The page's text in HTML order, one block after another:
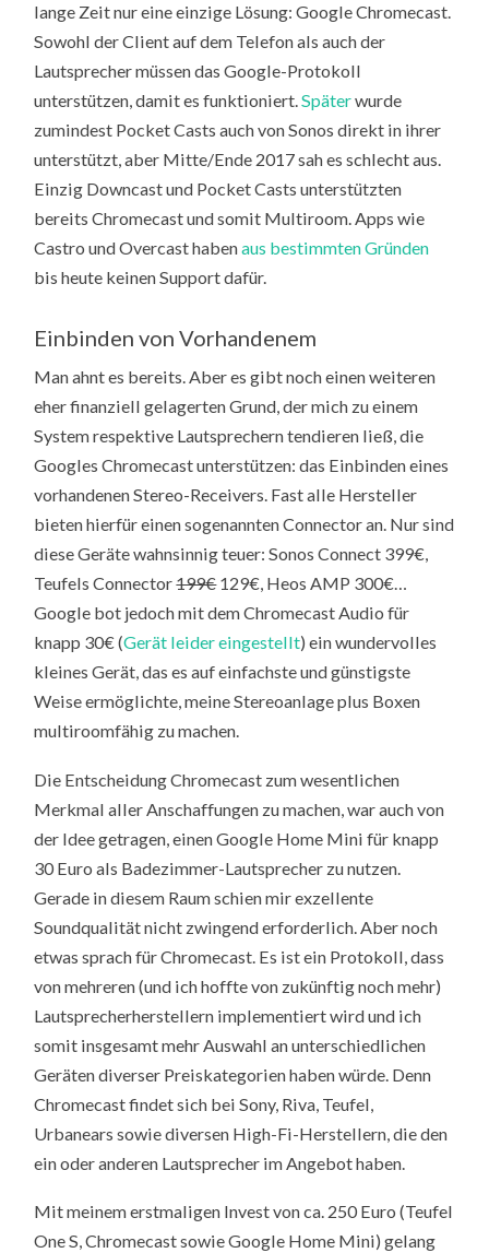
lange Zeit nur eine einzige Lösung: Google Chromecast.
Sowohl der Client auf dem Telefon als auch der
Lautsprecher müssen das Google-Protokoll
unterstützen, damit es funktioniert.Späterwurde
zumindest Pocket Casts auch von Sonos direkt in ihrer
unterstützt, aber Mitte/Ende 2017 sah es schlecht aus.
Einzig Downcast und Pocket Casts unterstützten
bereits Chromecast und somit Multiroom. Apps wie
Castro und Overcast habenaus bestimmten Gründen
bis heute keinen Support dafür.
Einbinden von Vorhandenem
Man ahnt es bereits. Aber es gibt noch einen weiteren
eher finanziell gelagerten Grund, der mich zu einem
System respektive Lautsprechern tendieren ließ, die
Googles Chromecast unterstützen: das Einbinden eines
vorhandenen Stereo-Receivers. Fast alle Hersteller
bieten hierfür einen sogenannten Connector an. Nur sind
diese Geräte wahnsinnig teuer: Sonos Connect 399€,
Teufels Connector199€129€, Heos AMP 300€…
Google bot jedoch mit dem Chromecast Audio für
knapp 30€ (Gerät leider eingestellt) ein wundervolles
kleines Gerät, das es auf einfachste und günstigste
Weise ermöglichte, meine Stereoanlage plus Boxen
multiroomfähig zu machen.
Die Entscheidung Chromecast zum wesentlichen
Merkmal aller Anschaffungen zu machen, war auch von
der Idee getragen, einen Google Home Mini für knapp
30 Euro als Badezimmer-Lautsprecher zu nutzen.
Gerade in diesem Raum schien mir exzellente
Soundqualität nicht zwingend erforderlich. Aber noch
etwas sprach für Chromecast. Es ist ein Protokoll, dass
von mehreren (und ich hoffte von zukünftig noch mehr)
Lautsprecherherstellern implementiert wird und ich
somit insgesamt mehr Auswahl an unterschiedlichen
Geräten diverser Preiskategorien haben würde. Denn
Chromecast findet sich bei Sony, Riva, Teufel,
Urbanears sowie diversen High-Fi-Herstellern, die den
ein oder anderen Lautsprecher im Angebot haben.
Mit meinem erstmaligen Invest von ca. 250 Euro (Teufel
One S, Chromecast sowie Google Home Mini) gelang